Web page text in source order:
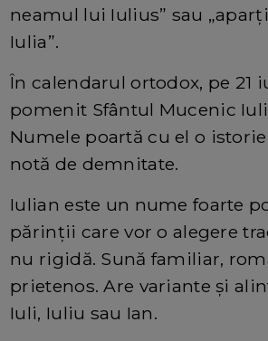
neamul lui Iulius” sau
Iulia”.
În calendarul ortodox, pe 21
pomenit Sfântul Mucenic
Numele poartă cu el o
notă de demnitate.
Iulian este un nume foarte
părinții care vor o alegere
nu rigidă. Sună familiar,
prietenos. Are variante și
Iuli, Iuliu sau Ian.